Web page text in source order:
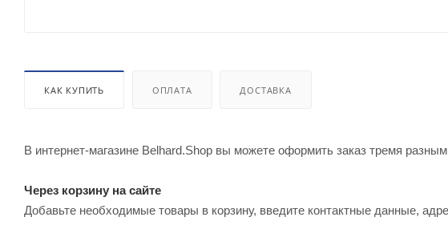
КАК КУПИТЬ ОПЛАТА ДОСТАВКА
В интернет-магазине Belhard.Shop вы можете оформить заказ тремя
Через корзину на сайте
Добавьте необходимые товары в корзину, введите контактные данные,